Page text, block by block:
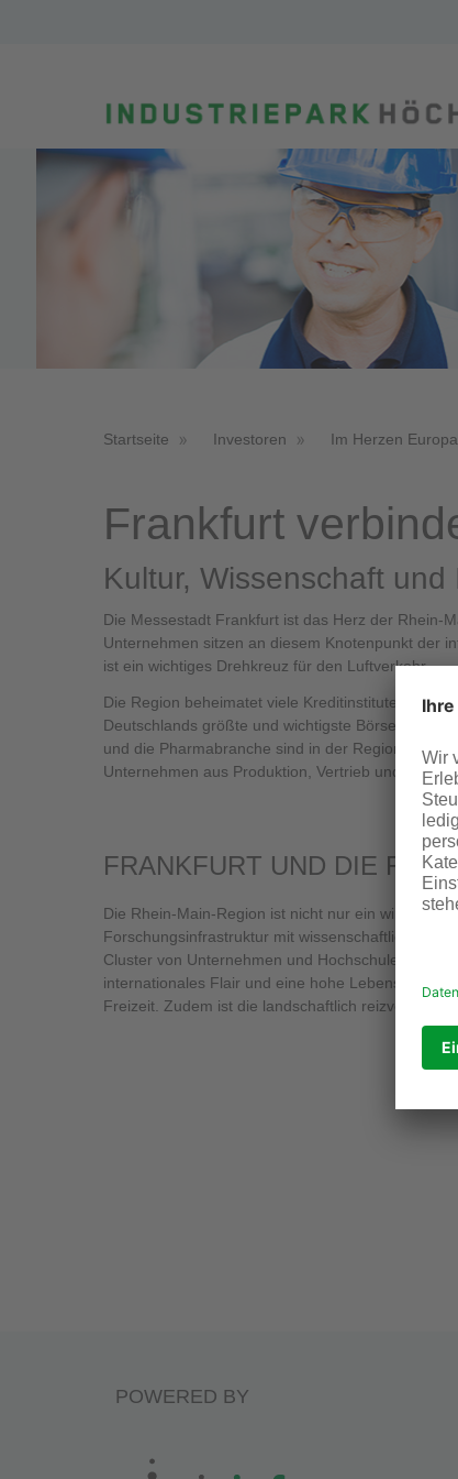
Startseite Investoren Im Herzen
Frankfurt
Kultur, Wissenschaft
Die Messestadt Frankfurt ist das Herz der Rhein-
Unternehmen sitzen an diesem Knotenpunkt der
ist ein wichtiges Drehkreuz für den Luftverkehr.
Die Region beheimatet viele Kreditinstitute
Deutschlands größte und wichtigste Börse.
und die Pharmabranche sind in der Region stark
Unternehmen aus Produktion, Vertrieb und
FRANKFURT UND DIE
Die Rhein-Main-Region ist nicht nur ein
Forschungsinfrastruktur mit wissenschaftlichen
Cluster von Unternehmen und Hochschulen
internationales Flair und eine hohe
Freizeit. Zudem ist die landschaftlich reizvolle
POWERED BY